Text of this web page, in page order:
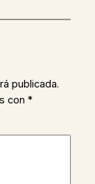
publicada.
con *